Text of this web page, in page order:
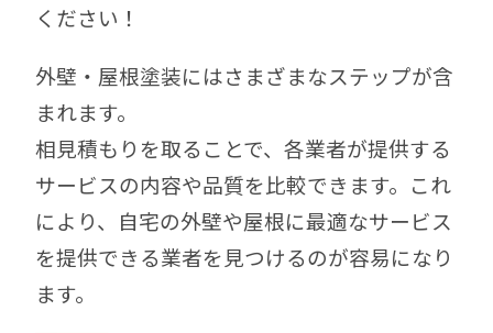
ください！
外壁・屋根塗装にはさまざまなステップが含
まれます。
相見積もりを取ることで、各業者が提供する
サービスの内容や品質を比較できます。 これ
により、自宅の外壁や屋根に最適なサービス
を提供できる業者を見つけるのが容易になり
ます。